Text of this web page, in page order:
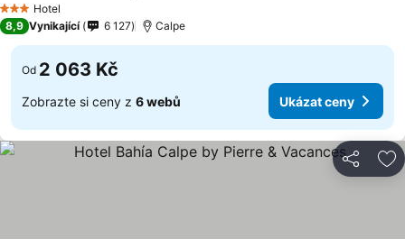
3 Počet hvězdiček
Hotel
8,9 Vynikající 6 127 Calpe
Od 2 063 Kč
Zobrazte si ceny z 6 webů Ukázat ceny
Sdílet